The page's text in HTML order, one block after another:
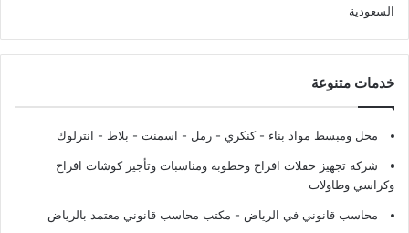
السعودية
خدمات متنوعة
محل ومبسط مواد بناء - كنكري - رمل - اسمنت - بلاط - انترلوك
شركة تجهيز حفلات افراح وخطوبة ومناسبات وتأجير كوشات افراح
وكراسي وطاولات
محاسب قانوني في الرياض - مكتب محاسب قانوني معتمد بالرياض